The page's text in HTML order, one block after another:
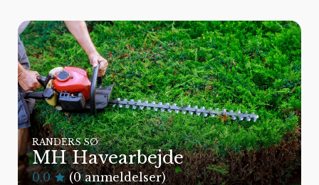
RANDERS SØ
MH Havearbejde
0.0 (0 anmeldelser)